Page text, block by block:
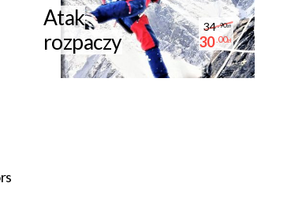
Atak
rozpaczy
34.90zł
30 .00zł